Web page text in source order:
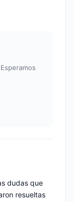
dudas que
resueltas